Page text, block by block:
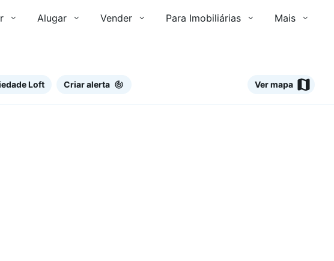
Alugar Vender Para Imobiliárias Mais
Loft Criar alerta Ver mapa